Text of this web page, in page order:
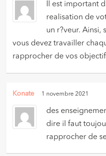
Il est important
realisation de
un r?veur. Ainsi,
vous devez travailler
rapprocher de vos
Konate 1 novembre 2021
des
dire il faut
rapprocher de